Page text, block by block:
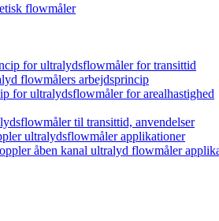
flowmåler
for ultralydsflowmåler for transittid
flowmålers arbejdsprincip
for ultralydsflowmåler for arealhastighed
til transittid, anvendelser
ultralydsflowmåler applikationer
åben kanal ultralyd flowmåler